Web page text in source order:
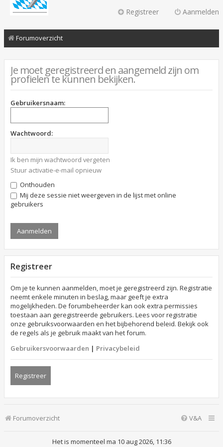
Aanmelden
Registreer
Forumoverzicht
Je moet geregistreerd en aangemeld zijn om
profielen te kunnen bekijken.
Gebruikersnaam:
Wachtwoord:
Ik ben mijn wachtwoord vergeten
Stuur activatie-e-mail opnieuw
Onthouden
Mij deze sessie niet weergeven in de lijst met online
gebruikers
Registreer
Om je te kunnen aanmelden, moet je geregistreerd zijn. Registratie
neemt enkele minuten in beslag, maar geeft je extra
mogelijkheden. De forumbeheerder kan ook extra permissies
toestaan aan geregistreerde gebruikers. Lees voor registratie
onze gebruiksvoorwaarden en het bijbehorend beleid. Bekijk ook
de regels als je gebruik maakt van het forum.
Gebruikersvoorwaarden | Privacybeleid
Registreer
Forumoverzicht V&A
Het is momenteel ma 10 aug 2026, 11:36